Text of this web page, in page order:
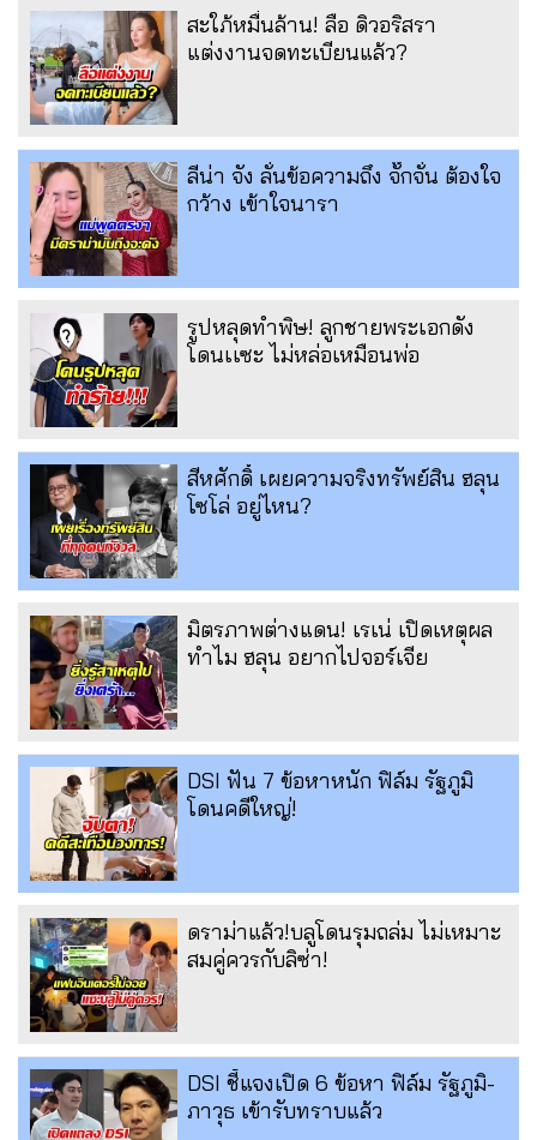
สะใภ้หมื่นล้าน! ลือ ดิวอริสรา
แต่งงานจดทะเบียนแล้ว?
ลีน่า จัง ลั่นข้อความถึง จั๊กจั่น ต้องใจ
กว้าง เข้าใจนารา
รูปหลุดทำพิษ! ลูกชายพระเอกดัง
โดนเเซะ ไม่หล่อเหมือนพ่อ
สีหศักดิ์ เผยความจริงทรัพย์สิน ฮลุน
โซโล่ อยู่ไหน?
มิตรภาพต่างแดน! เรเน่ เปิดเหตุผล
ทำไม ฮลุน อยากไปจอร์เจีย
DSI ฟัน 7 ข้อหาหนัก ฟิล์ม รัฐภูมิ
โดนคดีใหญ่!
ดราม่าแล้ว!บลูโดนรุมถล่ม ไม่เหมาะ
สมคู่ควรกับลิซ่า!
DSI ชี้แจงเปิด 6 ข้อหา ฟิล์ม รัฐภูมิ-
ภาวุธ เข้ารับทราบแล้ว